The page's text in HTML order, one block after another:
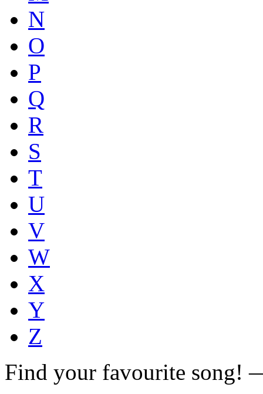
N
O
P
Q
R
S
T
U
V
W
X
Y
Z
Find your favourite song!